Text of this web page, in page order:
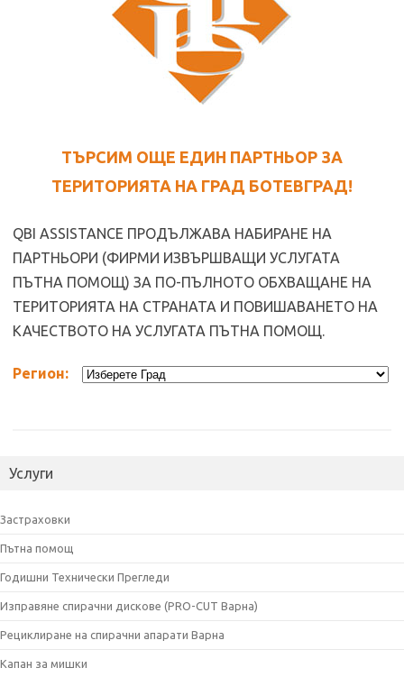
ТЪРСИМ ОЩЕ ЕДИН ПАРТНЬОР ЗА
ТЕРИТОРИЯТА НА ГРАД БОТЕВГРАД!
QBI ASSISTANCE ПРОДЪЛЖАВА НАБИРАНЕ НА
ПАРТНЬОРИ (ФИРМИ ИЗВЪРШВАЩИ УСЛУГАТА
ПЪТНА ПОМОЩ) ЗА ПО-ПЪЛНОТО ОБХВАЩАНЕ НА
ТЕРИТОРИЯТА НА СТРАНАТА И ПОВИШАВАНЕТО НА
КАЧЕСТВОТО НА УСЛУГАТА ПЪТНА ПОМОЩ.
Регион:
Услуги
Застраховки
Пътна помощ
Годишни Технически Прегледи
Изправяне спирачни дискове (PRO-CUT Варна)
Рециклиране на спирачни апарати Варна
Капан за мишки